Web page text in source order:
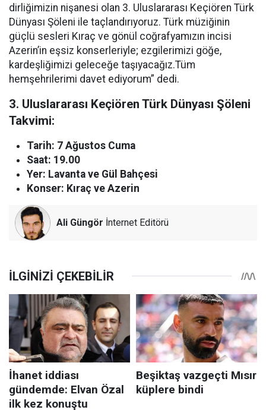
dirliğimizin nişanesi olan 3. Uluslararası Keçiören Türk
Dünyası Şöleni ile taçlandırıyoruz. Türk müziğinin
güçlü sesleri Kıraç ve gönül coğrafyamızın incisi
Azerin’in eşsiz konserleriyle; ezgilerimizi göğe,
kardeşliğimizi geleceğe taşıyacağız.Tüm
hemşehrilerimi davet ediyorum” dedi.
3. Uluslararası Keçiören Türk Dünyası Şöleni
Takvimi:
Tarih: 7 Ağustos Cuma
Saat: 19.00
Yer: Lavanta ve Gül Bahçesi
Konser: Kıraç ve Azerin
Ali Güngör İnternet Editörü